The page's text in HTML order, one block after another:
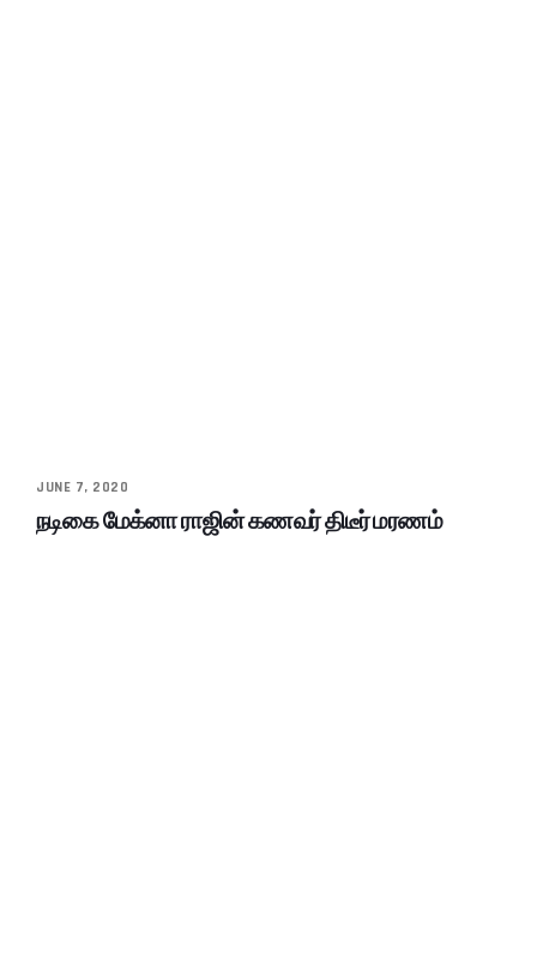
JUNE 7, 2020
நடிகை மேக்னா ராஜின் கணவர் திடீர் மரணம்